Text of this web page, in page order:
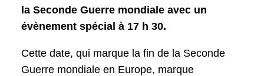
la Seconde Guerre mondiale avec un
évènement spécial à 17 h 30.
Cette date, qui marque la fin de la Seconde
Guerre mondiale en Europe, marque